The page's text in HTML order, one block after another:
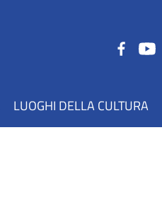
LUOGHI DELLA CULTURA